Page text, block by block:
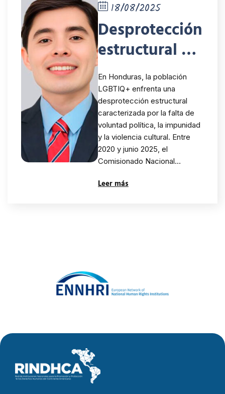
18/08/2025
Desprotección
estructural y
crímenes de
odio: desafíos
para la
población
LGTBIQ+ en
Honduras
En Honduras, la población
LGBTIQ+ enfrenta una
desprotección estructural
caracterizada por la falta de
voluntad política, la impunidad
y la violencia cultural. Entre
2020 y junio 2025, el
Comisionado Nacional…
Leer más